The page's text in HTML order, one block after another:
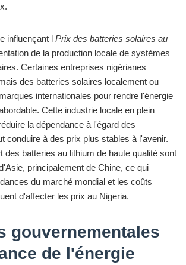
influençant l Prix des batteries solaires au
de la production locale de systèmes
Certaines entreprises nigérianes
des batteries solaires localement ou
internationales pour rendre l'énergie
Cette industrie locale en plein
la dépendance à l'égard des
conduire à des prix plus stables à l'avenir.
des batteries au lithium de haute qualité sont
principalement de Chine, ce qui
du marché mondial et les coûts
d'affecter les prix au Nigeria.
gouvernementales
de l'énergie